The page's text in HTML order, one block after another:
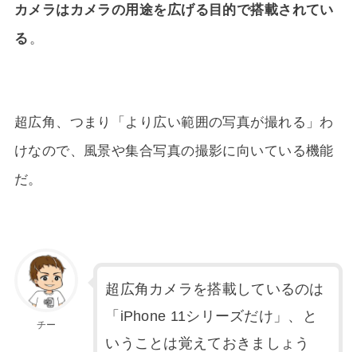
カメラはカメラの用途を広げる目的で搭載されてい
る 。
超広角、つまり「より広い範囲の写真が撮れる」わ
けなので、風景や集合写真の撮影に向いている機能
だ。
チー
超広角カメラを搭載しているのは
「iPhone 11シリーズだけ」、と
いうことは覚えておきましょう